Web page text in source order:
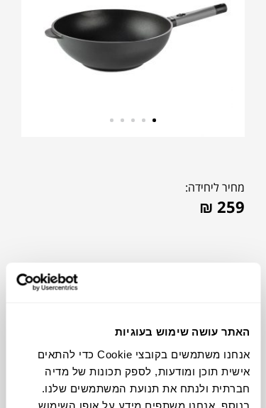
האתר עושה שימוש בעוגיות
אנחנו משתמשים בקובצי Cookie כדי להתאים
אישית תוכן ומודעות, לספק תכונות של מדיה
חברתית ולנתח את תנועת המשתמשים שלנו.
בנוסף, אנחנו משתפים מידע על אופן השימוש
מחיר ליחידה:
₪ 259
צבעים